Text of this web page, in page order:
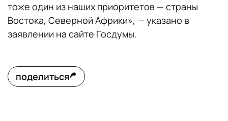
тоже один из наших приоритетов — страны
Востока, Северной Африки», — указано в
заявлении на сайте Госдумы.
поделиться